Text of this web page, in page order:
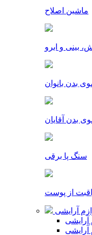
ماشین اصلاح
بینی و ابرو
بدن بانوان
بدن آقایان
سنگ پا برقی
از پوست
آرایشی
آرایشی
آرایشی